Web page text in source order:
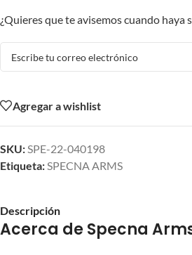
¿Quieres que te avisemos cuando haya
Agregar a wishlist
SKU:SPE-22-040198
Etiqueta:SPECNA ARMS
Descripción
Acerca de Specna